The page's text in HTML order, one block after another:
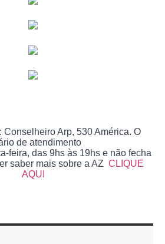
Conselheiro Arp, 530 América. O
de atendimento
feira, das 9hs às 19hs e não fecha
saber mais sobre a AZ CLIQUE
AQUI